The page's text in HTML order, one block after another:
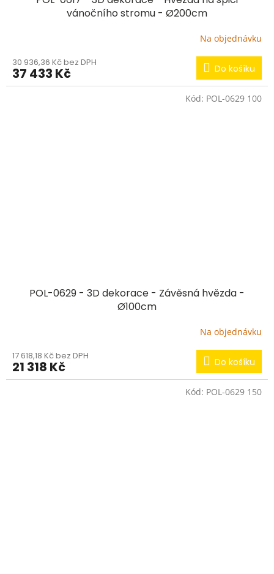
vánočního stromu - Ø200cm
Na objednávku
30 936,36 Kč bez DPH
37 433 Kč Do košíku
POL-0629 - 3D dekorace - Závěsná hvězda -
Ø100cm
Na objednávku
17 618,18 Kč bez DPH
21 318 Kč Do košíku
Kód: POL-0629 100
Kód: POL-0629 150